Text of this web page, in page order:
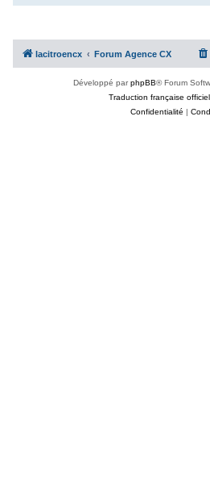
lacitroencx Forum Agence CX
Développé parphpBB® Forum
Traduction française
Confidentialité |